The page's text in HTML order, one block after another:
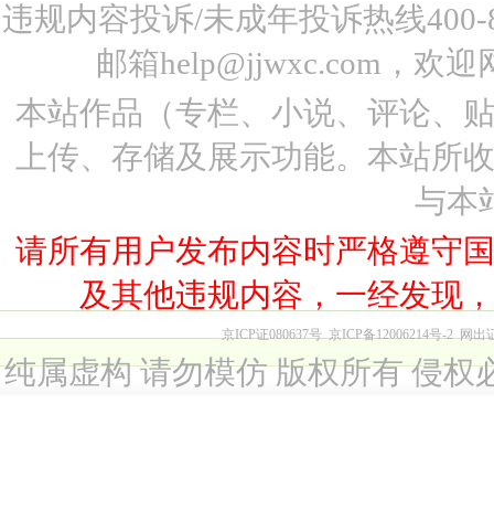
违规内容投诉/未成年投诉热线
邮箱help@jjwxc.com，欢
本站作品（专栏、小说、评论、
上传、存储及展示功能。本站所
与本
请所有用户发布内容时严格遵守
及其他违规内容，一经发现
京ICP证080637号 京ICP备12006214号-2 网出
纯属虚构 请勿模仿 版权所有 侵权